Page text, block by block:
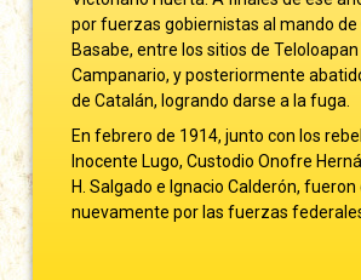
por fuerzas gobiernistas al mando de
Basabe, entre los sitios de Teloloapan
Campanario, y posteriormente
de Catalán, logrando darse a la fuga.
En febrero de 1914, junto con los
Inocente Lugo, Custodio Onofre
H. Salgado e Ignacio Calderón,
nuevamente por las fuerzas